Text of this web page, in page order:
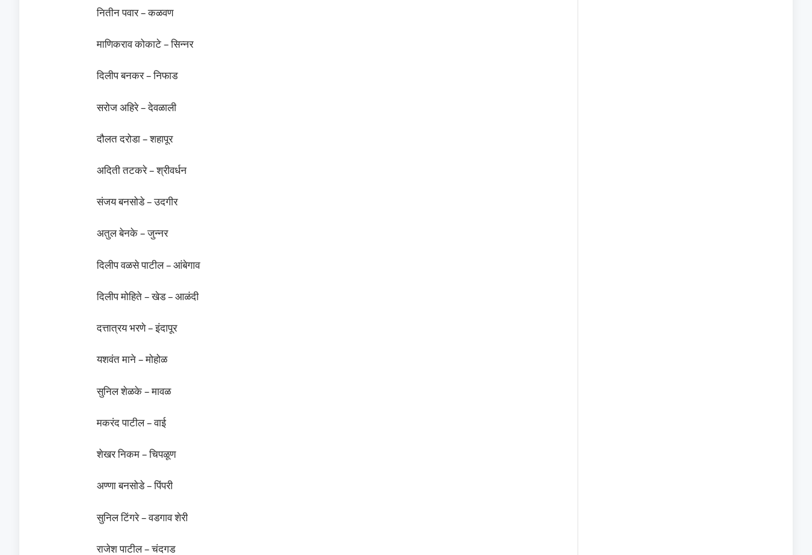
नितीन पवार – कळवण
माणिकराव कोकाटे – सिन्नर
दिलीप बनकर – निफाड
सरोज अहिरे – देवळाली
दौलत दरोडा – शहापूर
अदिती तटकरे – श्रीवर्धन
संजय बनसोडे – उदगीर
अतुल बेनके – जुन्नर
दिलीप वळसे पाटील – आंबेगाव
दिलीप मोहिते – खेड – आळंदी
दत्तात्रय भरणे – इंदापूर
यशवंत माने – मोहोळ
सुनिल शेळके – मावळ
मकरंद पाटील – वाई
शेखर निकम – चिपळूण
अण्णा बनसोडे – पिंपरी
सुनिल टिंगरे – वडगाव शेरी
राजेश पाटील – चंदगड